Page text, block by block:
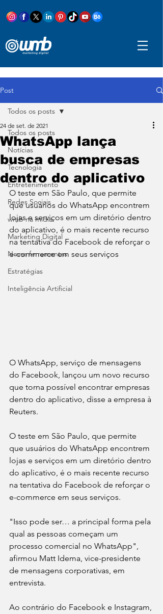
Post
Todos os posts
Notícias
Tecnologia
Entretenimento
Redes Sociais
wmb na mídia
Marketing Digital
Novas ferramentas
Estratégias
Inteligência Artificial
Todos os posts
WhatsApp lança
busca de empresas
dentro do aplicativo
24 de set. de 2021
O teste em São Paulo, que permite
que usuários do WhatsApp encontrem
lojas e serviços em um diretório dentro
do aplicativo, é o mais recente recurso
na tentativa do Facebook de reforçar o
e-commerce em seus serviços
O WhatsApp, serviço de mensagens
do Facebook, lançou um novo recurso
que torna possível encontrar empresas
dentro do aplicativo, disse a empresa à
Reuters.
O teste em São Paulo, que permite
que usuários do WhatsApp encontrem
lojas e serviços em um diretório dentro
do aplicativo, é o mais recente recurso
na tentativa do Facebook de reforçar o
e-commerce em seus serviços.
"Isso pode ser… a principal forma pela
qual as pessoas começam um
processo comercial no WhatsApp",
afirmou Matt Idema, vice-presidente
de mensagens corporativas, em
entrevista.
Ao contrário do Facebook e Instagram,